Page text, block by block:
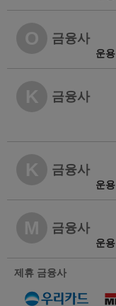
O 금융사
운
K 금융사
K 금융사
운
M 금융사
운
제휴 금융사